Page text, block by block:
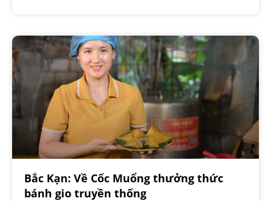
Bắc Kạn: Về Cốc Muổng thưởng thức
bánh gio truyền thống